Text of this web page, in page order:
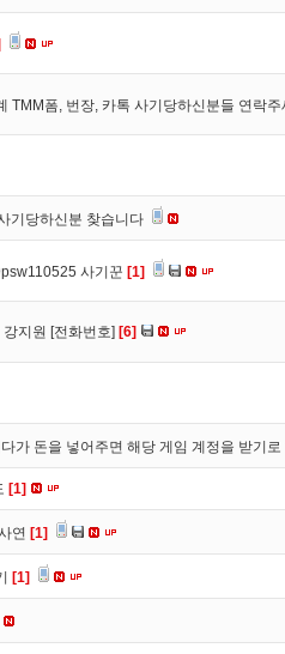
TMM폼, 번장, 카톡 사기당하신분들 연락주
기당하신분 찾습니다
사기꾼 [1]
지원 [전화번호] [6]
가 돈을 넣어주면 해당 게임 계정을 받기
[1]
연 [1]
[1]